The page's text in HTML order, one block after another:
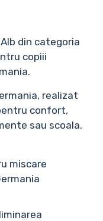
din categoria
copiii
realizat
confort,
sau scoala.
miscare